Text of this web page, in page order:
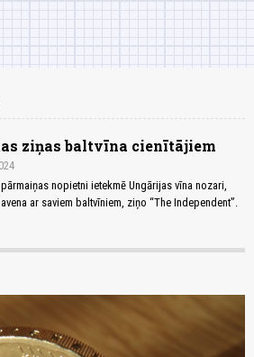
ziņas baltvīna cienītājiem
nopietni ietekmē Ungārijas vīna nozari,
ar saviem baltvīniem, ziņo “The Independent”.